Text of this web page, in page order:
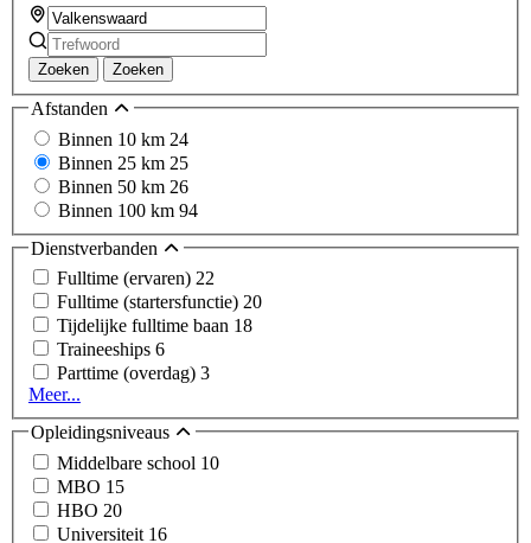
Zoeken Zoeken
Afstanden
Binnen 10 km 24
Binnen 25 km 25
Binnen 50 km 26
Binnen 100 km 94
Dienstverbanden
Fulltime (ervaren) 22
Fulltime (startersfunctie) 20
Tijdelijke fulltime baan 18
Traineeships 6
Parttime (overdag) 3
Meer...
Opleidingsniveaus
Middelbare school 10
MBO 15
HBO 20
Universiteit 16